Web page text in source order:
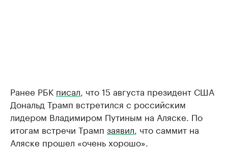
Ранее РБК писал , что 15 августа президент США
Дональд Трамп встретился с российским
лидером Владимиром Путиным на Аляске. По
итогам встречи Трамп заявил , что саммит на
Аляске прошел «очень хорошо».